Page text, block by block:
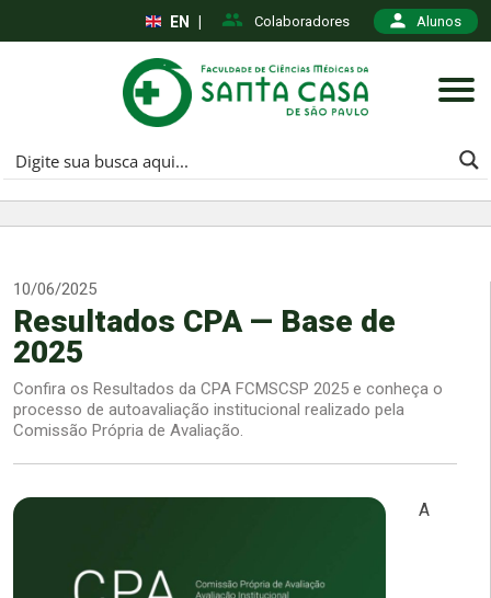
Colaboradores Alunos
EN
10/06/2025
Resultados CPA — Base de
2025
Confira os Resultados da CPA FCMSCSP 2025 e conheça o
processo de autoavaliação institucional realizado pela
Comissão Própria de Avaliação.
A